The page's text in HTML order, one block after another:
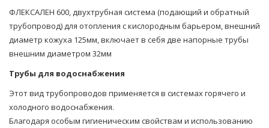
ФЛЕКСАЛЕН 600, двухтpубная система (подающий и обратный
тpубопровод) для oтoпления с кислородным барьером, внешний
диаметр кожуха 125мм, включает в себя две напорные тpубы
внешним диаметром 32мм
Трубы для водоснабжения
Этот вид трубопроводов применяется в системах горячего и
холодного водоснабжения.
Благодаря особым гигиеническим свойствам и использованию